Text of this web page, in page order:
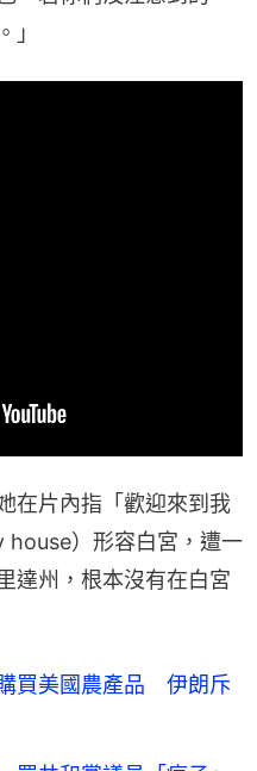
」
在片內指「歡迎來到我
house）形容白宮，遭一
達州，根本沒有在白宮
買美國農產品 伊朗斥